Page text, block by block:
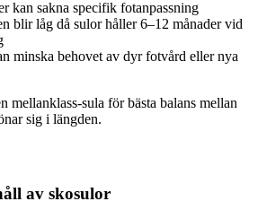
kan sakna specifik fotanpassning
blir låg då sulor håller 6–12 månader vid
minska behovet av dyr fotvård eller nya
mellanklass-sula för bästa balans mellan
sig i längden.
av skosulor